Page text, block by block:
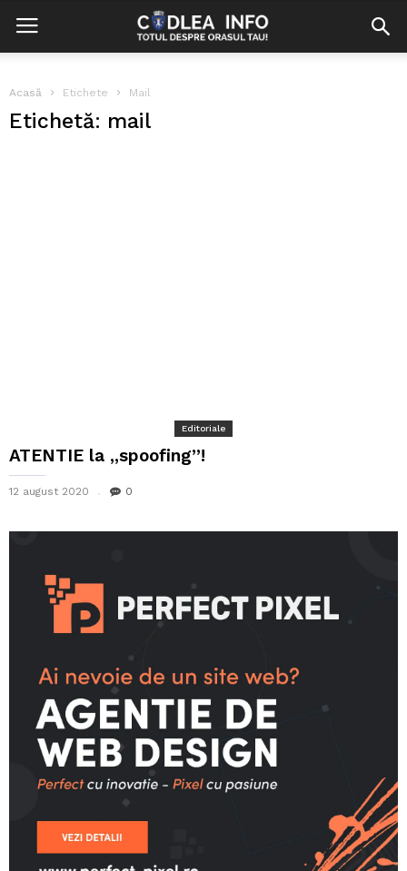
Acasă Etichete Mail
Etichetă: mail
Editoriale
ATENTIE la ,,spoofing”!
12 august 2020 0